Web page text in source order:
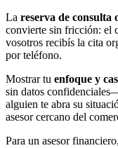
La reserva de consulta
convierte sin fricción: el
vosotros recibís la cita
por teléfono.
Mostrar tu enfoque y
sin datos
alguien te abra su
asesor cercano del
Para un asesor